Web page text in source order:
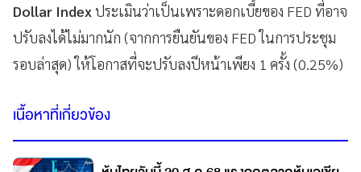
Dollar Indexประเมินว่าเป็นเพราะดอกเบี้ยของ FED ที่อาจ
ปรับลงได้ไม่มากนัก (จากการยืนยันของ FED ในการประชุม
รอบล่าสุด) ให้โอกาสที่จะปรับลงปีหน้าเพียง 1 ครั้ง (0.25%)
เนื้อหาที่เกี่ยวข้อง